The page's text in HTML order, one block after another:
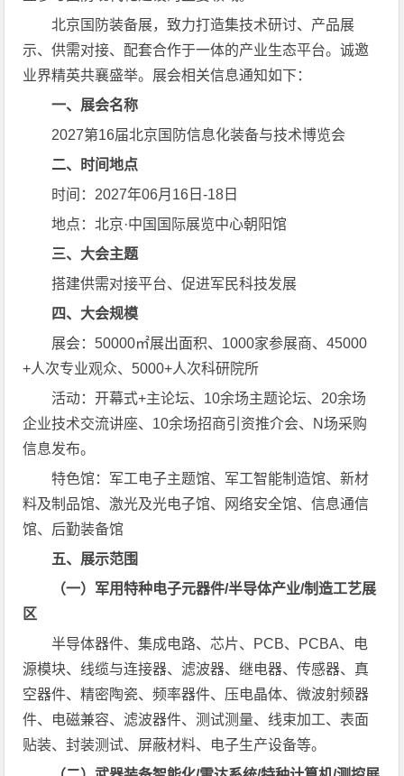
北京国防装备展，致力打造集技术研讨、产品展
示、供需对接、配套合作于一体的产业生态平台。诚邀
业界精英共襄盛举。展会相关信息通知如下：
一、展会名称
2027第16届北京国防信息化装备与技术博览会
二、时间地点
时间：2027年06月16日-18日
地点：北京·中国国际展览中心朝阳馆
三、大会主题
搭建供需对接平台、促进军民科技发展
四、大会规模
展会：50000㎡展出面积、1000家参展商、45000
+人次专业观众、5000+人次科研院所
活动：开幕式+主论坛、10余场主题论坛、20余场
企业技术交流讲座、10余场招商引资推介会、N场采购
信息发布。
特色馆：军工电子主题馆、军工智能制造馆、新材
料及制品馆、激光及光电子馆、网络安全馆、信息通信
馆、后勤装备馆
五、展示范围
（一）军用特种电子元器件/半导体产业/制造工艺展
区
半导体器件、集成电路、芯片、PCB、PCBA、电
源模块、线缆与连接器、滤波器、继电器、传感器、真
空器件、精密陶瓷、频率器件、压电晶体、微波射频器
件、电磁兼容、滤波器件、测试测量、线束加工、表面
贴装、封装测试、屏蔽材料、电子生产设备等。